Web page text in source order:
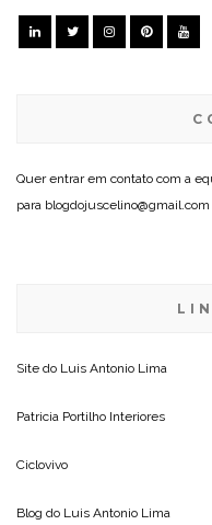
Quer entrar em contato com a
para blogdojuscelino@gmail.com
Site do Luis Antonio Lima
Patricia Portilho Interiores
Ciclovivo
Blog do Luis Antonio Lima